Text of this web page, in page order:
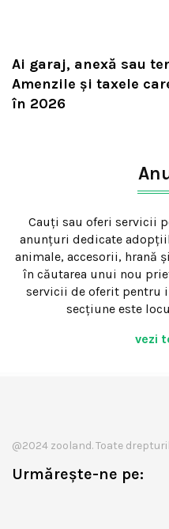
Ai garaj, anexă sau
Amenzile și taxele
în 2026
Cauți sau oferi servicii
anunțuri dedicate
animale, accesorii, hrană
în căutarea unui nou
servicii de oferit pentru
secțiune este
vezi
@2024 zooland. Toate
Urmărește-ne pe: